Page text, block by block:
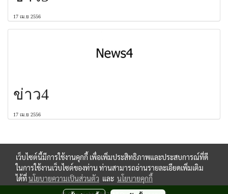
17 เม.ย 2556
ข่าว4
17 เม.ย 2556
เว็บไซต์นี้มีการใช้งานคุกกี้ เพื่อเพิ่มประสิทธิภาพและประสบการณ์ที่ดี
ในการใช้งานเว็บไซต์ของท่าน ท่านสามารถอ่านรายละเอียดเพิ่มเติม
ได้ที่นโยบายความเป็นส่วนตัว และ นโยบายคุกกี้